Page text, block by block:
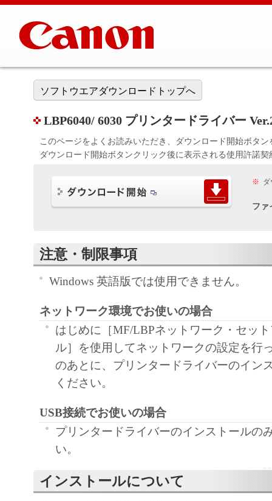
ソフトウエアダウンロードトップへ
LBP6040/ 6030 プリンタードライバー
このページをよくお読みいただき、ダウンロード開始ボタ
ダウンロード開始ボタンクリック後に表示される使用許諾
※ ダ
ファ
注意・制限事項
Windows 英語版では使用できません。
ネットワーク環境でお使いの場合
はじめに［MF/LBPネットワーク・セッ
ル］を使用してネットワークの設定を行
のあとに、プリンタードライバーのイン
ください。
USB接続でお使いの場合
プリンタードライバーのインストールの
い。
インストールについて